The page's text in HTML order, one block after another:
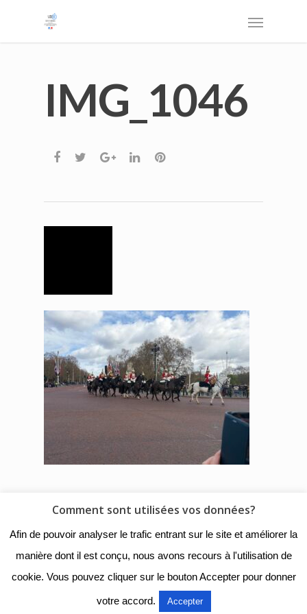
IMG_1046
© 2018 - Collège Henri de
Navarre |Mentions légales|
Organigramme|Nous
contacter
Comment sont utilisées vos données?
Afin de pouvoir analyser le trafic entrant sur le site et améliorer la
manière dont il est conçu, nous avons recours à l'utilisation de
cookie. Vous pouvez cliquer sur le bouton Accepter pour donner
votre accord. Accepter